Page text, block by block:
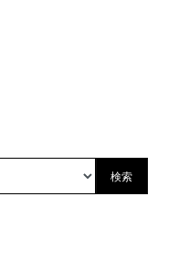
検索